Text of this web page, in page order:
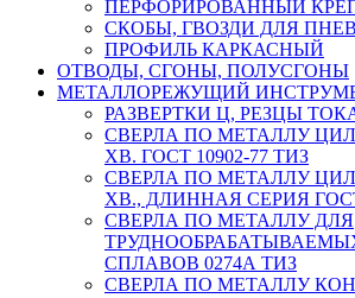
ПЕРФОРИРОВАННЫЙ
СКОБЫ, ГВОЗДИ ДЛЯ
ПРОФИЛЬ КАРКАСНЫЙ
ОТВОДЫ, СГОНЫ, ПОЛУСГОНЫ
МЕТАЛЛОРЕЖУЩИЙ
РАЗВЕРТКИ Ц, РЕЗЦЫ
СВЕРЛА ПО МЕТАЛЛУ
ХВ. ГОСТ 10902-77 ТИЗ
СВЕРЛА ПО МЕТАЛЛУ
ХВ., ДЛИННАЯ СЕРИЯ ГОСТ
СВЕРЛА ПО МЕТАЛЛУ ДЛЯ
СПЛАВОВ 0274А ТИЗ
СВЕРЛА ПО МЕТАЛЛУ